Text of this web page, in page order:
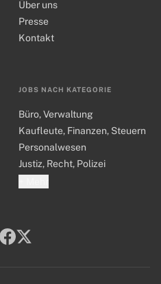
JOBS NACH KATEGORIE
Büro, Verwaltung
Kaufleute, Finanzen, Steuern
Personalwesen
Justiz, Recht, Polizei
Über uns
Presse
Kontakt